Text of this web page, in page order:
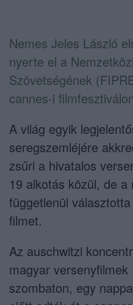
Nemes Jeles László
nyerte el a
Szövetségének
cannes-i
A világ egyik
seregszemléjére
zsűri a hivatalos
19 alkotás közül, de
függetlenül
filmet.
Az auschwitzi
magyar
szombaton, egy